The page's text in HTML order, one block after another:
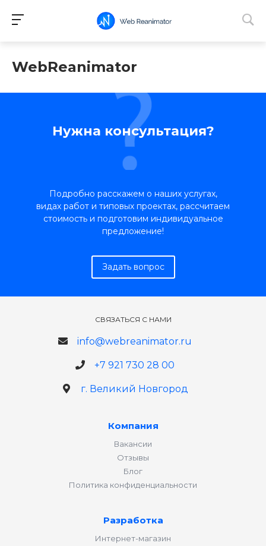
WebReanimator
Нужна консультация?
Подробно расскажем о наших услугах,
видах работ и типовых проектах, рассчитаем
стоимость и подготовим индивидуальное
предложение!
Задать вопрос
СВЯЗАТЬСЯ С НАМИ
info@webreanimator.ru
+7 921 730 28 00
г. Великий Новгород
Компания
Вакансии
Отзывы
Блог
Политика конфиденциальности
Разработка
Интернет-магазин